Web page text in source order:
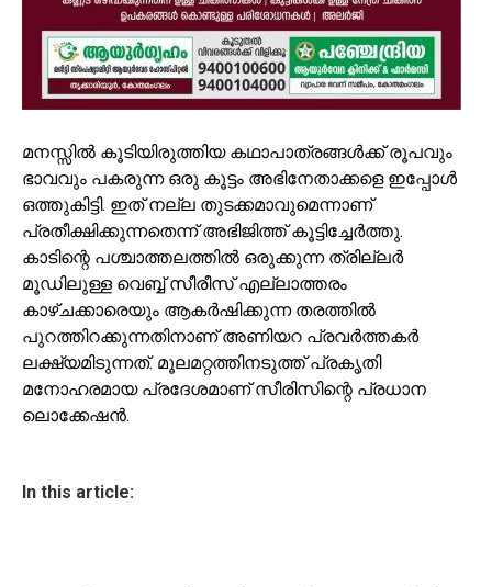
മനസ്സിൽ കൂടിയിരുത്തിയ കഥാപാത്രങ്ങൾക്ക് രൂപവും
ഭാവവും പകരുന്ന ഒരു കൂട്ടം അഭിനേതാക്കളെ ഇപ്പോൾ
ഒത്തുകിട്ടി. ഇത് നല്ല തുടക്കമാവുമെന്നാണ്
പ്രതീക്ഷിക്കുന്നതെന്ന് അഭിജിത്ത് കൂട്ടിച്ചേർത്തു.
കാടിന്റെ പശ്ചാത്തലത്തിൽ ഒരുക്കുന്ന ത്രില്ലർ
മൂഡിലുള്ള വെബ്ബ് സീരീസ് എല്ലാത്തരം
കാഴ്ചക്കാരെയും ആകർഷിക്കുന്ന തരത്തിൽ
പുറത്തിറക്കുന്നതിനാണ് അണിയറ പ്രവർത്തകർ
ലക്ഷ്യമിടുന്നത്. മൂലമറ്റത്തിനടുത്ത് പ്രകൃതി
മനോഹരമായ പ്രദേശമാണ് സീരിസിന്റെ പ്രധാന
ലൊക്കേഷൻ.
In this article: